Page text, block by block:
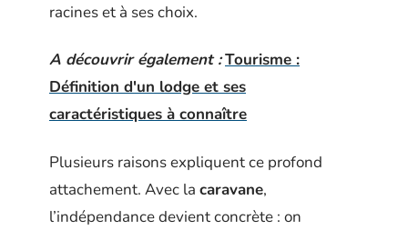
racines et à ses choix.
A découvrir également :Tourisme :
Définition d'un lodge et ses
caractéristiques à connaître
Plusieurs raisons expliquent ce profond
attachement. Avec la caravane,
l’indépendance devient concrète : on